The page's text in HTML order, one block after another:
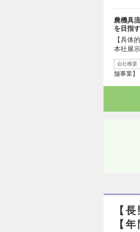
農機具
を目指
【具体
本社展
会社概要
舗事業
【
【